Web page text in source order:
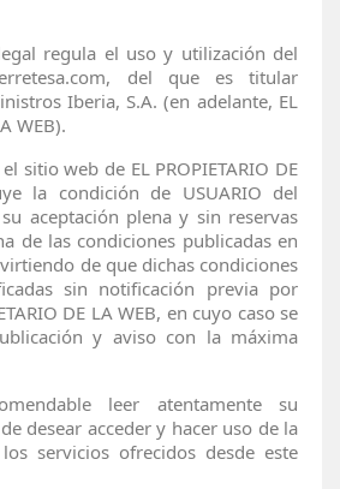
regula el uso y utilización del
del que es titular
Iberia, S.A. (en adelante, EL
WEB).
sitio web de EL PROPIETARIO DE
la condición de USUARIO del
aceptación plena y sin reservas
de las condiciones publicadas en
de que dichas condiciones
sin notificación previa por
DE LA WEB, en cuyo caso se
y aviso con la máxima
leer atentamente su
desear acceder y hacer uso de la
servicios ofrecidos desde este